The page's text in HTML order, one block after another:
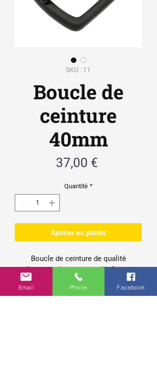
SKU : 11
Boucle de
ceinture
40mm
37,00 €
Quantité *
Ajouter au panier
Boucle de ceinture de qualité
parfaitement lisse. Une belle finition et
une broche solide permettent de
conserver le matériau à sa place.
Email Phone Facebook